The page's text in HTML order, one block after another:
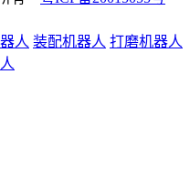
人 装配机器人 打磨机器人